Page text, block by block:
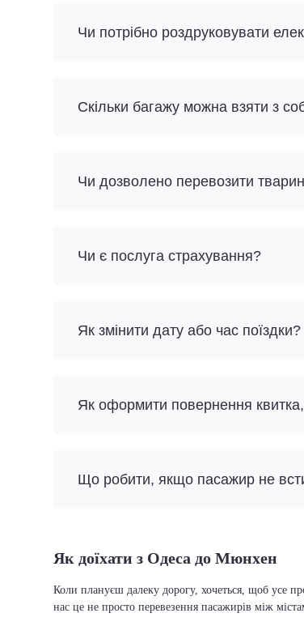
Чи потрібно роздруковувати
Скільки багажу можна взяти з
Чи дозволено перевозити
Чи є послуга страхування?
Як змінити дату або час поїздки?
Як оформити повернення
Що робити, якщо пасажир не
Як доїхати з Одеса до Мюнхен
Коли плануєш далеку дорогу, хочеться, щоб усе
нас це не просто перевезення пасажирів між